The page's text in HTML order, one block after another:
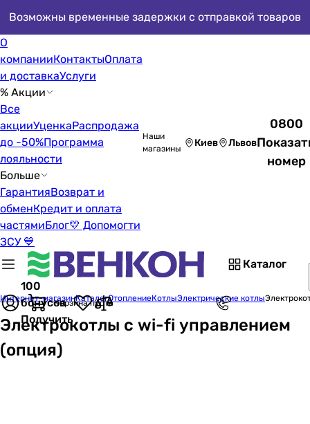
Возможны временные задержки с отправкой товаров
О
компанииКонтактыОплата
и доставкаУслуги
% Акции
Все
акцииУценкаРаспродажа
до -50%Программа
лояльности
Больше
ГарантияВозврат и
обменКредит и оплата
частямиБлог💛 Допомогти
ЗСУ 💙
Наши
магазины
Киев Львов
0800
номер
Каталог
100
бонусов
Получить
Корзина пуста
Интернет-магазинКаталогОтоплениеКотлыЭлектрические котлы
Электрокотлы с wi-fi управлением
(опция)